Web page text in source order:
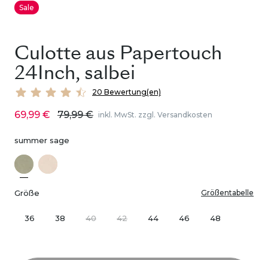
Sale
Culotte aus Papertouch
24Inch, salbei
20 Bewertung(en)
69,99 € 79,99 € inkl. MwSt. zzgl. Versandkosten
summer sage
Größe Größentabelle
36 38 40 42 44 46 48